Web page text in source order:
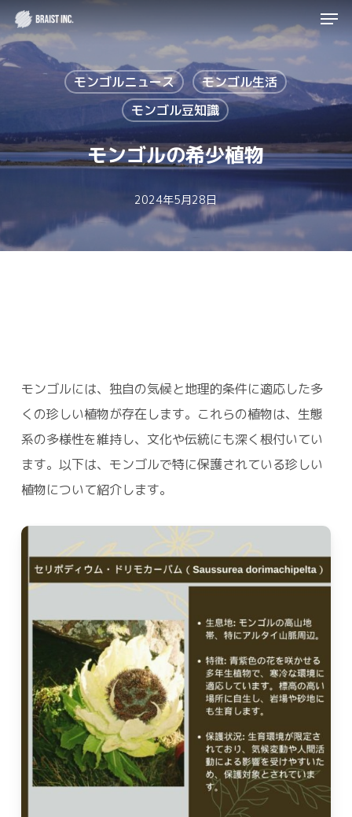
Skip
to
main
モンゴルニュース
モンゴル生活
モンゴル豆知識
モンゴルの希少植物
2024年5月28日
モンゴルには、独自の気候と地理的条件に適応した多
くの珍しい植物が存在します。これらの植物は、生態
系の多様性を維持し、文化や伝統にも深く根付いてい
ます。以下は、モンゴルで特に保護されている珍しい
植物について紹介します。
Close